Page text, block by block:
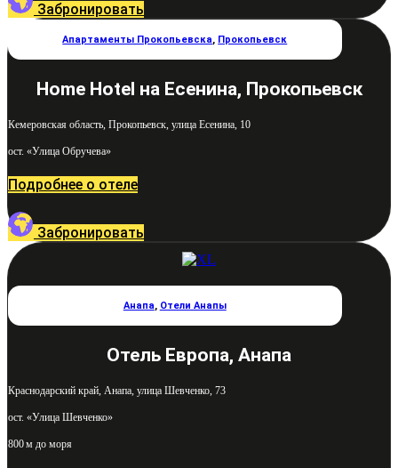
Забронировать
Апартаменты Прокопьевска, Прокопьевск
Home Hotel на Есенина, Прокопьевск
Кемеровская область, Прокопьевск, улица Есенина, 10
ост. «Улица Обручева»
Подробнее о отеле
Забронировать
Анапа, Отели Анапы
Отель Европа, Анапа
Краснодарский край, Анапа, улица Шевченко, 73
ост. «Улица Шевченко»
800 м до моря